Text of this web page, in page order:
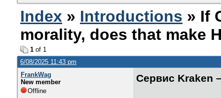
Index » Introductions » If
morality, does that make
1 of 1
6/08/2025 11:43 pm
FrankWag
New member
Offline
Сервис Kraken